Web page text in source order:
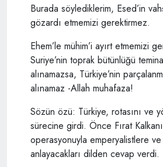
Burada söylediklerim, Esed’in
gözardı etmemizi gerektirmez.
Ehem’le mühim’i ayırt etmemizi
Suriye’nin toprak bütünlüğü
alınamazsa, Türkiye’nin
alınamaz -Allah muhafaza!
Sözün özü: Türkiye, rotasını ve
sürecine girdi. Önce Fırat
operasyonuyla emperyalistlere ve
anlayacakları dilden cevap verdi.